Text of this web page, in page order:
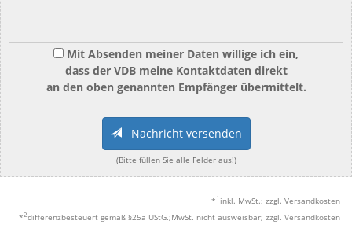
Mit Absenden meiner Daten willige ich ein,
dass der VDB meine Kontaktdaten direkt
an den oben genannten Empfänger übermittelt.
Nachricht versenden
(Bitte füllen Sie alle Felder aus!)
* 1 inkl. MwSt.; zzgl. Versandkosten
*2differenzbesteuert gemäß §25a UStG.;MwSt. nicht ausweisbar; zzgl. Versandkosten